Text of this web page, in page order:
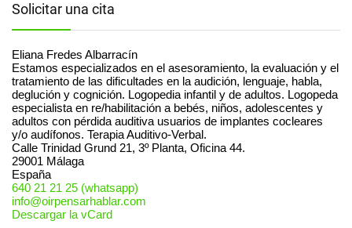
Solicitar una cita
Eliana Fredes Albarracín
Estamos especializados en el asesoramiento, la evaluación y el
tratamiento de las dificultades en la audición, lenguaje, habla,
deglución y cognición. Logopedia infantil y de adultos. Logopeda
especialista en re/habilitación a bebés, niños, adolescentes y
adultos con pérdida auditiva usuarios de implantes cocleares
y/o audífonos. Terapia Auditivo-Verbal.
Calle Trinidad Grund 21, 3º Planta, Oficina 44.
29001 Málaga
España
640 21 21 25 (whatsapp)
info@oirpensarhablar.com
Descargar la vCard